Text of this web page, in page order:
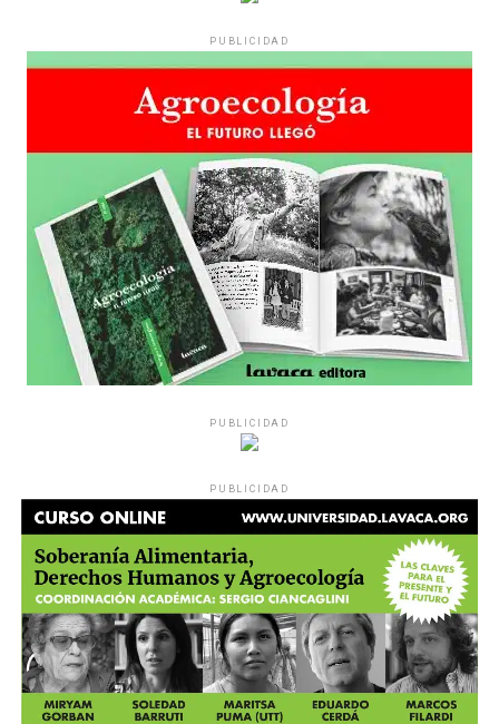
PUBLICIDAD
PUBLICIDAD
PUBLICIDAD